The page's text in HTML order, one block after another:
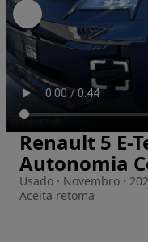
Imagem 1 de 35
Renault 5 E-
Autonomia
Usado · Novembro ·
Aceita retoma